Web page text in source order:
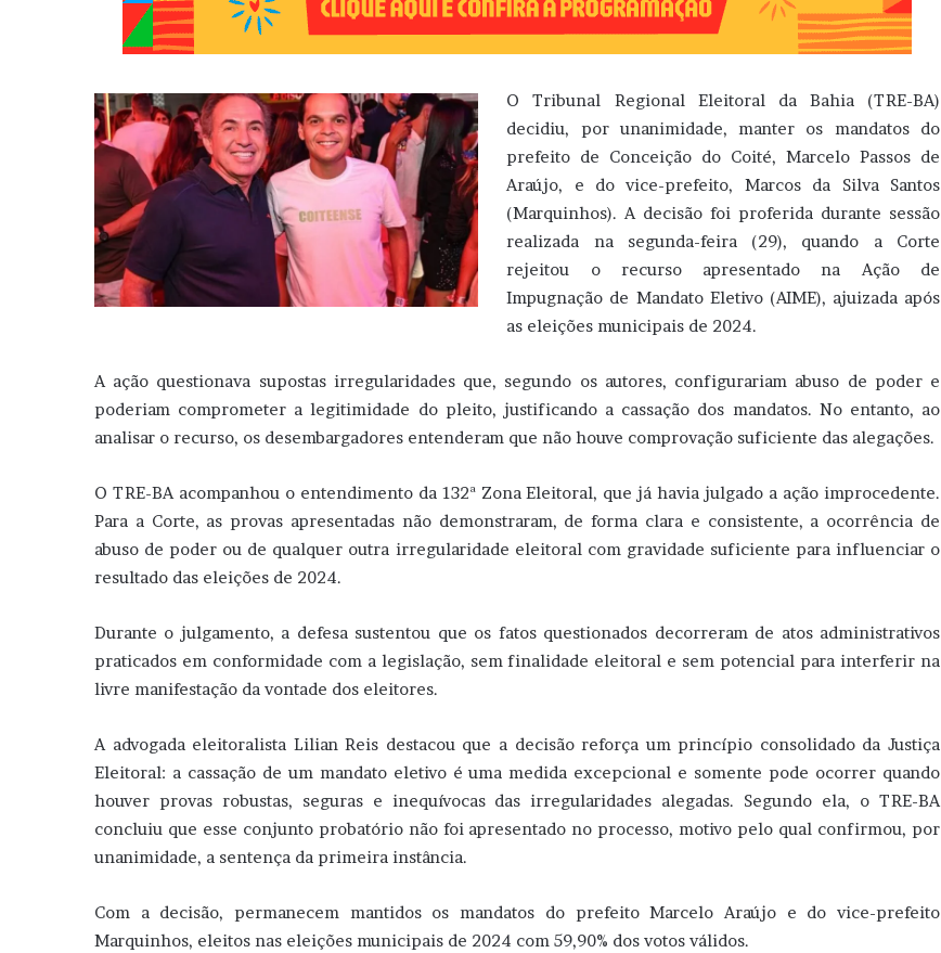
O Tribunal Regional Eleitoral da Bahia (TRE-BA)
decidiu, por unanimidade, manter os mandatos do
prefeito de Conceição do Coité, Marcelo Passos de
Araújo, e do vice-prefeito, Marcos da Silva Santos
(Marquinhos). A decisão foi proferida durante sessão
realizada na segunda-feira (29), quando a Corte
rejeitou o recurso apresentado na Ação de
Impugnação de Mandato Eletivo (AIME), ajuizada após
as eleições municipais de 2024.
A ação questionava supostas irregularidades que, segundo os autores, configurariam abuso de poder e
poderiam comprometer a legitimidade do pleito, justificando a cassação dos mandatos. No entanto, ao
analisar o recurso, os desembargadores entenderam que não houve comprovação suficiente das alegações.
O TRE-BA acompanhou o entendimento da 132ª Zona Eleitoral, que já havia julgado a ação improcedente.
Para a Corte, as provas apresentadas não demonstraram, de forma clara e consistente, a ocorrência de
abuso de poder ou de qualquer outra irregularidade eleitoral com gravidade suficiente para influenciar o
resultado das eleições de 2024.
Durante o julgamento, a defesa sustentou que os fatos questionados decorreram de atos administrativos
praticados em conformidade com a legislação, sem finalidade eleitoral e sem potencial para interferir na
livre manifestação da vontade dos eleitores.
A advogada eleitoralista Lilian Reis destacou que a decisão reforça um princípio consolidado da Justiça
Eleitoral: a cassação de um mandato eletivo é uma medida excepcional e somente pode ocorrer quando
houver provas robustas, seguras e inequívocas das irregularidades alegadas. Segundo ela, o TRE-BA
concluiu que esse conjunto probatório não foi apresentado no processo, motivo pelo qual confirmou, por
unanimidade, a sentença da primeira instância.
Com a decisão, permanecem mantidos os mandatos do prefeito Marcelo Araújo e do vice-prefeito
Marquinhos, eleitos nas eleições municipais de 2024 com 59,90% dos votos válidos.